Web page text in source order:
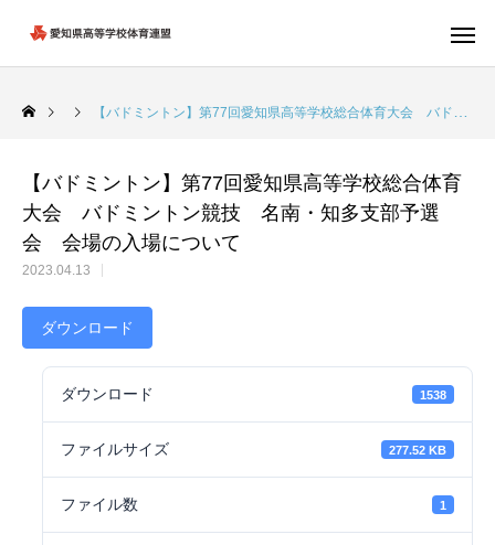
【バドミントン】第77回愛知県高等学校総合体育大会 バドミントン競技 名南・知多支部予選会 会場の入場について
【バドミントン】第77回愛知県高等学校総合体育
大会 バドミントン競技 名南・知多支部予選
会 会場の入場について
2023.04.13
ダウンロード
ダウンロード 1538
ファイルサイズ 277.52 KB
ファイル数 1